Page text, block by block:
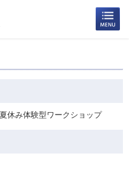
休み体験型ワークショップ